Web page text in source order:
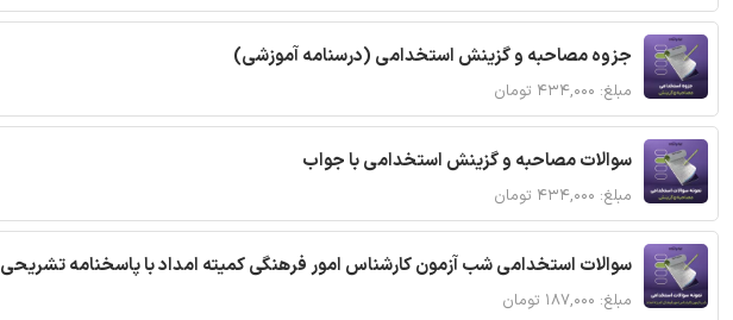
جزوه مصاحبه و گزینش استخدامی (درسنامه آموزشی)
مبلغ: ۴۳۴,۰۰۰ تومان
سوالات مصاحبه و گزینش استخدامی با جواب
مبلغ: ۴۳۴,۰۰۰ تومان
سوالات استخدامی شب آزمون کارشناس امور فرهنگی کمیته امداد با پاسخنامه تشریحی
مبلغ: ۱۸۷,۰۰۰ تومان